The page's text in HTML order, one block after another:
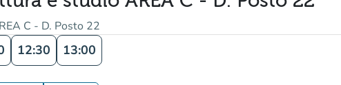
C - D. Posto 22
12:30 13:00